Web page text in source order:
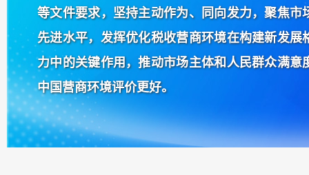
等文件要求，坚持主动作为、同向发力，聚焦市
先进水平，发挥优化税收营商环境在构建新发展
力中的关键作用，推动市场主体和人民群众满意
中国营商环境评价更好。